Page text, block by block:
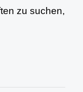
zu suchen,